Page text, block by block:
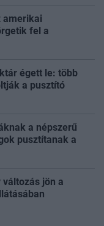
amerikai
fel a
égett le: több
a pusztító
a népszerű
pusztítanak a
jön a